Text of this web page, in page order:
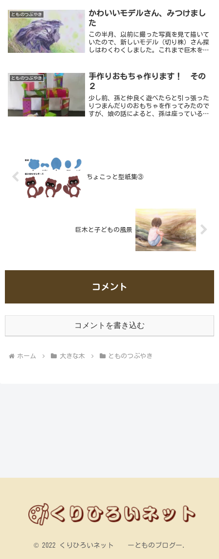
ンプット、あれこれ考えながらのお試しを
する期間です。先週、今週は美術館にでか
けました。
とものつぶやき
かわいいモデルさん、みつけまし
た
この半月、以前に撮った写真を見て描いて
いたので、新しいモデル（切り株）さん探
しはわくわくしました。これまで巨木を探
株を探して歩き回るのは初めてです。
とものつぶやき
手作りおもちゃ作ります！ その
２
少し前、孫と仲良く遊べたらと引っ張った
りつまんだりのおもちゃを作ってみたので
すが、娘の話によると、孫は座っているこ
ちょこっと型紙集③
巨木と子どもの風景
コメント
コメントを書き込む
ホーム 大きな木 とものつぶやき
© 2022 くりひろいネット ーとものブログー.